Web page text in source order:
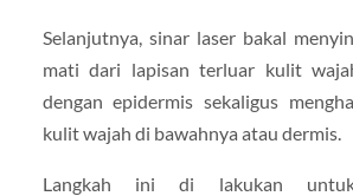
Selanjutnya, sinar laser bakal
mati dari lapisan terluar kulit
dengan epidermis sekaligus
kulit wajah di bawahnya atau dermis.
Langkah ini di lakukan untuk